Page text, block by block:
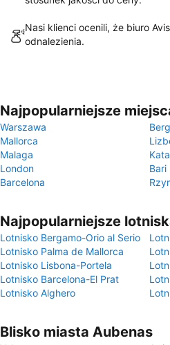
Nasi klienci ocenili, że biuro
odnalezienia.
Najpopularniejsze
Warszawa
Mallorca
Malaga
London
Bari
Barcelona
Najpopularniejsze
Lotnisko Bergamo-Orio al Serio
Lotnisko Palma de Mallorca
Lotnisko Lisbona-Portela
Lotnisko Barcelona-El Prat
Lotnisko Alghero
Blisko miasta Aubenas